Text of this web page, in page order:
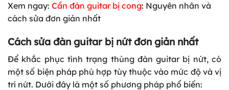
Xem ngay: Cần đàn guitar bị cong: Nguyên nhân và
cách sửa đơn giản nhất
Cách sửa đàn guitar bị nứt đơn giản nhất
Để khắc phục tình trạng thùng đàn guitar bị nứt, có
một số biện pháp phù hợp tùy thuộc vào mức độ và vị
trí nứt. Dưới đây là một số phương pháp phổ biến: